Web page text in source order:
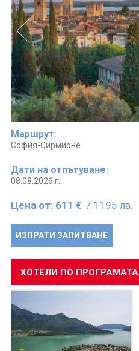
0700 18 308
Маршрут:
София-Сирмионе
Дати на отпътуване:
08.08.2026 г.
Цена от: 611 € / 1195 лв.
ИЗПРАТИ ЗАПИТВАНЕ
ХОТЕЛИ ПО ПРОГРАМАТА